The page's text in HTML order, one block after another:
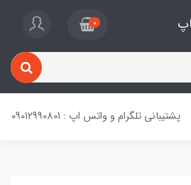
0
پشتیبانی تلگرام و واتس اپ : 09012990801